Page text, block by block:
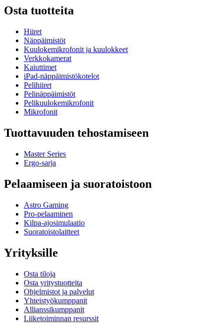
Osta tuotteita
Hiiret
Näppäimistöt
Kuulokemikrofonit ja kuulokkeet
Verkkokamerat
Kaiuttimet
iPad-näppäimistökotelot
Pelihiiret
Pelinäppäimistöt
Pelikuulokemikrofonit
Mikrofonit
Tuottavuuden tehostamiseen
Master Series
Ergo-sarja
Pelaamiseen ja suoratoistoon
Astro Gaming
Pro-pelaaminen
Kilpa-ajosimulaatio
Suoratoistolaitteet
Yrityksille
Osta tiloja
Osta yritystuotteita
Ohjelmistot ja palvelut
Yhteistyökumppanit
Allianssikumppanit
Liiketoiminnan resurssit